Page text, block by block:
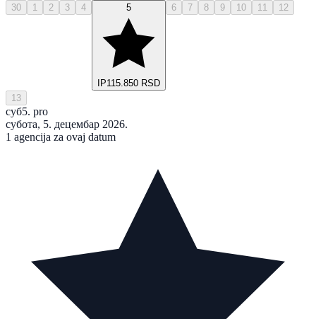
30 1 2 3 4 5
IP115.850 RSD
6 7 8 9 10 11 12
13
суб5. pro
субота, 5. децембар 2026.
1 agencija za ovaj datum